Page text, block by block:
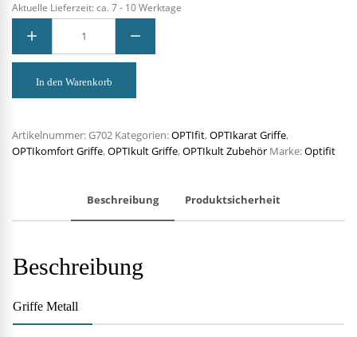
Aktuelle Lieferzeit:ca. 7 - 10 Werktage
OPTIfit
Metall
-
Edelstahl-
Optik
Menge
In den Warenkorb
Artikelnummer:G702 Kategorien:OPTIfit,OPTIkarat Griffe,
OPTIkomfort Griffe,OPTIkult Griffe,OPTIkult Zubehör Marke:Optifit
Beschreibung Produktsicherheit
Beschreibung
Griffe Metall